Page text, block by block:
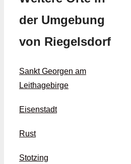
der Umgebung
von Riegelsdorf
Sankt Georgen am
Leithagebirge
Eisenstadt
Rust
Stotzing